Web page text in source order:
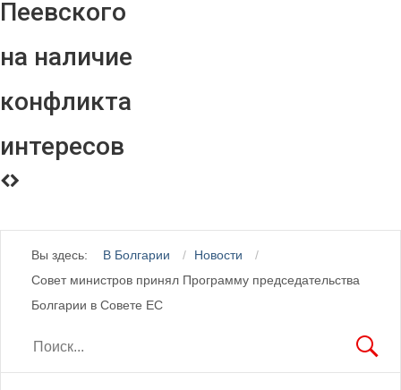
Пеевского
на наличие
конфликта
интересов
Вы здесь: В Болгарии
Новости
Совет министров принял Программу председательства
Болгарии в Совете ЕС